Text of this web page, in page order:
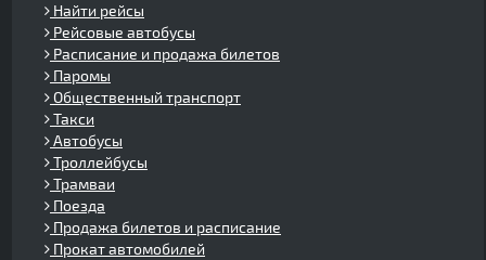
Найти рейсы
Рейсовые автобусы
Расписание и продажа билетов
Паромы
Общественный транспорт
Такси
Автобусы
Троллейбусы
Трамваи
Поезда
Продажа билетов и расписание
Прокат автомобилей